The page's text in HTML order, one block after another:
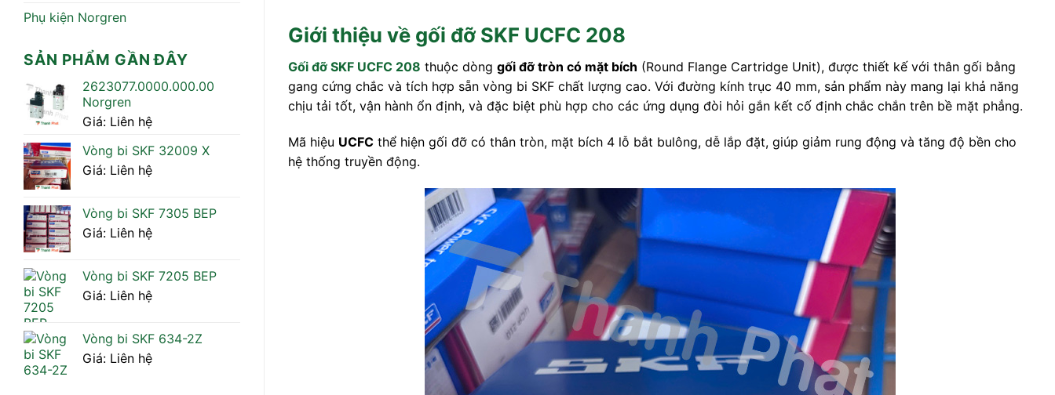
Phụ kiện Norgren
SẢN PHẨM GẦN ĐÂY
2623077.0000.000.00
Norgren
Giá: Liên hệ
Vòng bi SKF 32009 X
Giá: Liên hệ
Vòng bi SKF 7305 BEP
Giá: Liên hệ
Vòng bi SKF 7205 BEP
Giá: Liên hệ
Vòng bi SKF 634-2Z
Giá: Liên hệ
Giới thiệu về gối đỡ SKF UCFC 208
Gối đỡ SKF UCFC 208 thuộc dòng gối đỡ tròn có mặt bích (Round Flange Cartridge Unit), được thiết kế với thân gối bằng
gang cứng chắc và tích hợp sẵn vòng bi SKF chất lượng cao. Với đường kính trục 40 mm, sản phẩm này mang lại khả năng
chịu tải tốt, vận hành ổn định, và đặc biệt phù hợp cho các ứng dụng đòi hỏi gắn kết cố định chắc chắn trên bề mặt phẳng.
Mã hiệu UCFC thể hiện gối đỡ có thân tròn, mặt bích 4 lỗ bắt bulông, dễ lắp đặt, giúp giảm rung động và tăng độ bền cho
hệ thống truyền động.